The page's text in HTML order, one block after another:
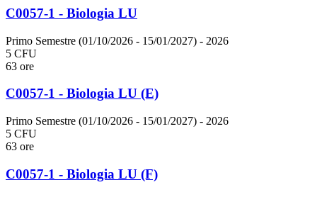
C0057-1 - Biologia LU
Primo Semestre (01/10/2026 - 15/01/2027) - 2026
5 CFU
63 ore
C0057-1 - Biologia LU (E)
Primo Semestre (01/10/2026 - 15/01/2027) - 2026
5 CFU
63 ore
C0057-1 - Biologia LU (F)